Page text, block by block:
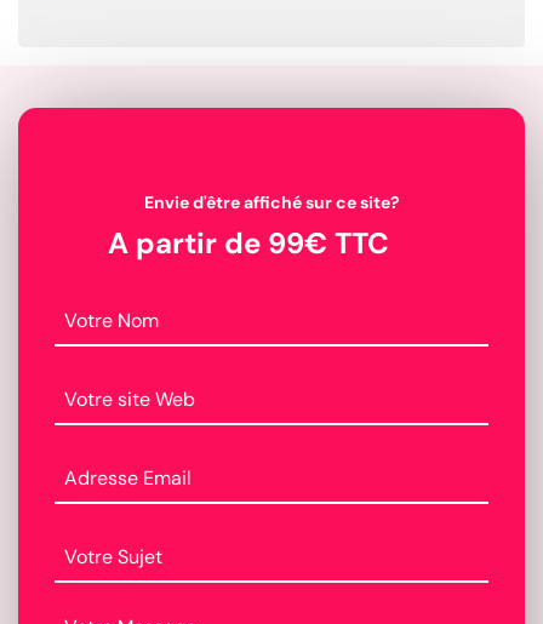
Envie d'être affiché sur ce site?
A partir de 99€ TTC